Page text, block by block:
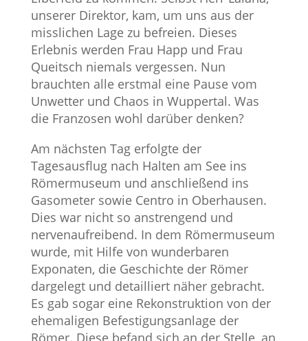
unserer Direktor, kam, um uns aus der
misslichen Lage zu befreien. Dieses
Erlebnis werden Frau Happ und Frau
Queitsch niemals vergessen. Nun
brauchten alle erstmal eine Pause vom
Unwetter und Chaos in Wuppertal. Was
die Franzosen wohl darüber denken?
Am nächsten Tag erfolgte der
Tagesausflug nach Halten am See ins
Römermuseum und anschließend ins
Gasometer sowie Centro in Oberhausen.
Dies war nicht so anstrengend und
nervenaufreibend. In dem Römermuseum
wurde, mit Hilfe von wunderbaren
Exponaten, die Geschichte der Römer
dargelegt und detailliert näher gebracht.
Es gab sogar eine Rekonstruktion von der
ehemaligen Befestigungsanlage der
Römer. Diese befand sich an der Stelle, an